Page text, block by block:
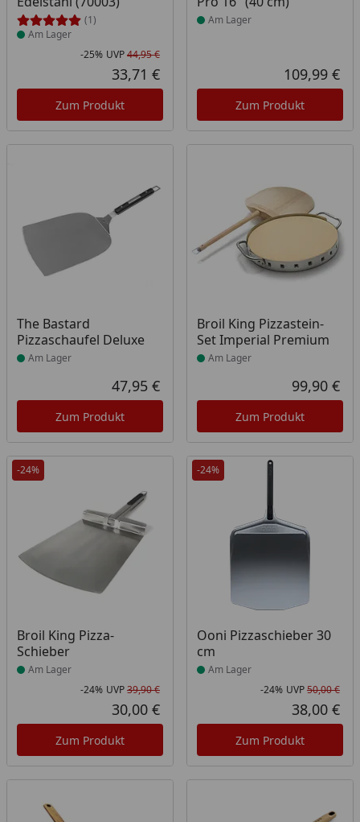
(1)
Am Lager
Rabatt in Prozent
-25%
Ursprünglicher Preis
UVP44,95 €
Aktueller Preis
33,71 €
Zum Produkt
Am Lager
109,99 €
Zum Produkt
The Bastard
Pizzaschaufel Deluxe
Produkt am Lager
Am Lager
Aktueller Preis
47,95 €
Zum Produkt
Broil King Pizzastein-
Set Imperial Premium
Produkt am Lager
Am Lager
99,90 €
Zum Produkt
-24%
Broil King Pizza-
Schieber
Produkt am Lager
Am Lager
Rabatt in Prozent
-24%
Ursprünglicher Preis
UVP39,90 €
Aktueller Preis
30,00 €
Zum Produkt
-24%
Ooni Pizzaschieber 30
cm
Produkt am Lager
Am Lager
-24% UVP50,00 €
38,00 €
Zum Produkt